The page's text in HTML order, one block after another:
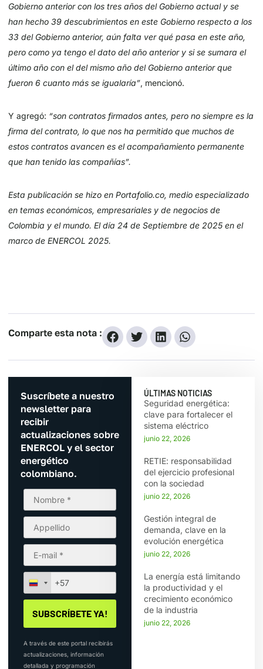
Gobierno anterior con los tres años del Gobierno actual y se
han hecho 39 descubrimientos en este Gobierno respecto a los
33 del Gobierno anterior, aún falta ver qué pasa en este año,
pero como ya tengo el dato del año anterior y si se sumara el
último año con el del mismo año del Gobierno anterior que
fueron 6 cuanto más se igualaría”, mencionó.
Y agregó: “son contratos firmados antes, pero no siempre es la
firma del contrato, lo que nos ha permitido que muchos de
estos contratos avancen es el acompañamiento permanente
que han tenido las compañías”.
Esta publicación se hizo en Portafolio.co, medio especializado
en temas económicos, empresariales y de negocios de
Colombia y el mundo. El día 24 de Septiembre de 2025 en el
marco de ENERCOL 2025.
Comparte esta nota :
Suscríbete a nuestro
newsletter para
recibir
actualizaciones sobre
ENERCOL y el sector
energético
colombiano.
A través de este portal recibirás
actualizaciones, información
detallada y programación
ÚLTIMAS NOTICIAS
Seguridad energética:
clave para fortalecer el
sistema eléctrico
junio 22, 2026
RETIE: responsabilidad
del ejercicio profesional
con la sociedad
junio 22, 2026
Gestión integral de
demanda, clave en la
evolución energética
junio 22, 2026
La energía está limitando
la productividad y el
crecimiento económico
de la industria
junio 22, 2026